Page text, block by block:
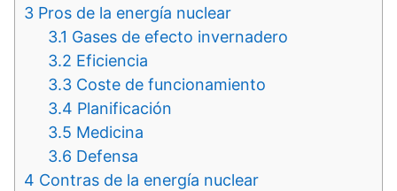
3 Pros de la energía nuclear
3.1 Gases de efecto invernadero
3.2 Eficiencia
3.3 Coste de funcionamiento
3.4 Planificación
3.5 Medicina
3.6 Defensa
4 Contras de la energía nuclear